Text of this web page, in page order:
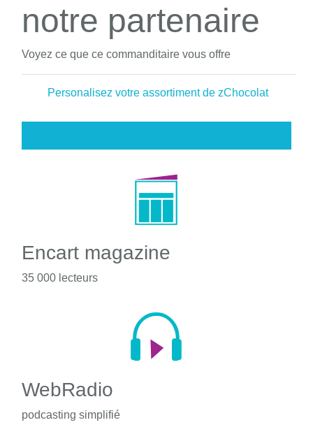
notre partenaire
Voyez ce que ce commanditaire vous offre
Personalisez votre assortiment de zChocolat
Encart magazine
35 000 lecteurs
WebRadio
podcasting simplifié